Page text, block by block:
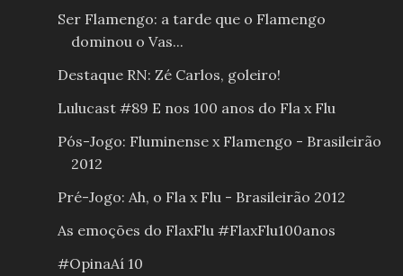
Ser Flamengo: a tarde que o Flamengo
dominou o Vas...
Destaque RN: Zé Carlos, goleiro!
Lulucast #89 E nos 100 anos do Fla x Flu
Pós-Jogo: Fluminense x Flamengo - Brasileirão
2012
Pré-Jogo: Ah, o Fla x Flu - Brasileirão 2012
As emoções do FlaxFlu #FlaxFlu100anos
#OpinaAí 10